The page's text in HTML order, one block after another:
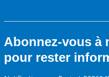
Abonnez-vous à
pour rester